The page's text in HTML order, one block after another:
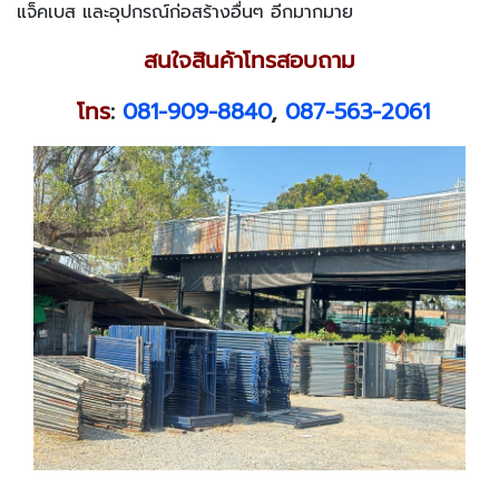
แจ็คเบส และอุปกรณ์ก่อสร้างอื่นๆ อีกมากมาย
สนใจสินค้าโทรสอบถาม
โทร: 081-909-8840, 087-563-2061